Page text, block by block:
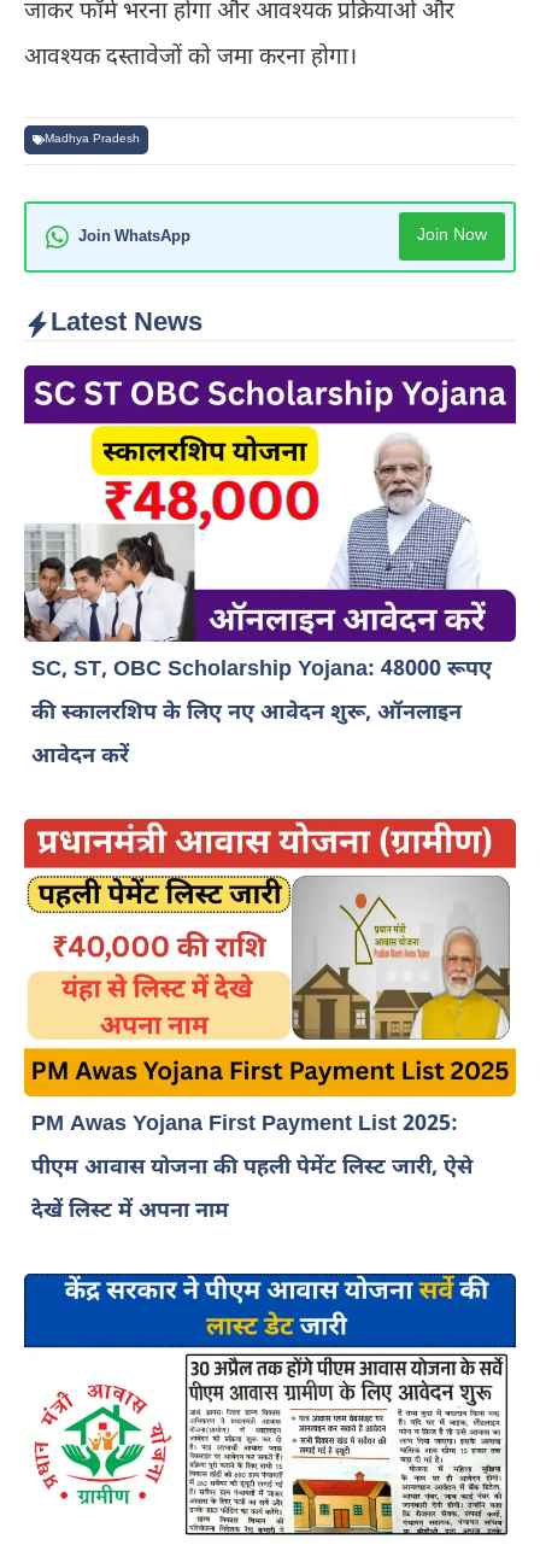
जाकर फॉर्म भरना होगा और आवश्यक प्रक्रियाओं और
आवश्यक दस्‍तावेजों को जमा करना होगा।
Madhya Pradesh
Join WhatsApp Join Now
Latest News
SC, ST, OBC Scholarship Yojana: 48000 रूपए
की स्कालरशिप के लिए नए आवेदन शुरू, ऑनलाइन
आवेदन करें
PM Awas Yojana First Payment List 2025:
पीएम आवास योजना की पहली पेमेंट लिस्ट जारी, ऐसे
देखें लिस्ट में अपना नाम